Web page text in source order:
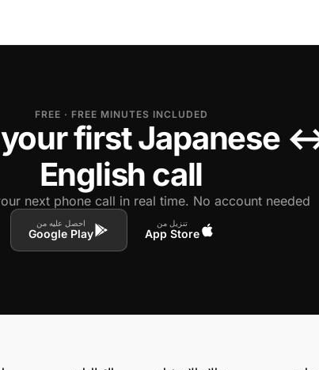
FREE · FREE MINUTES INCLUDED
first Japanese
English call
next phone call in real time. No account needed.
تنزيل من
App Store
احصل عليه من
Google Play